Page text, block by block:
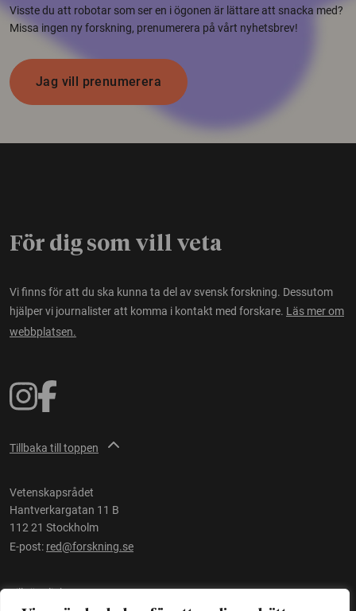
Visste du att robotar som ser en i ögonen är lättare att snacka med?
Missa ingen ny forskning, prenumerera på vårt nyhetsbrev!
Jag vill prenumerera
För dig som vill veta
Vi finns för att du ska kunna ta del av svensk forskning. Dessutom
hjälper vi journalister att komma i kontakt med forskare. Läs mer om
webbplatsen.
Tillbaka till toppen
Vetenskapsrådet
Hantverkargatan 11 B
112 21 Stockholm
E-post: red@forskning.se
Tillgänglighet